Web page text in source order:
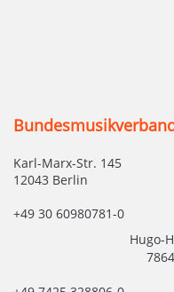
Karl-Marx-Str. 145
12043 Berlin
+49 30 60980781-0
Hugo-